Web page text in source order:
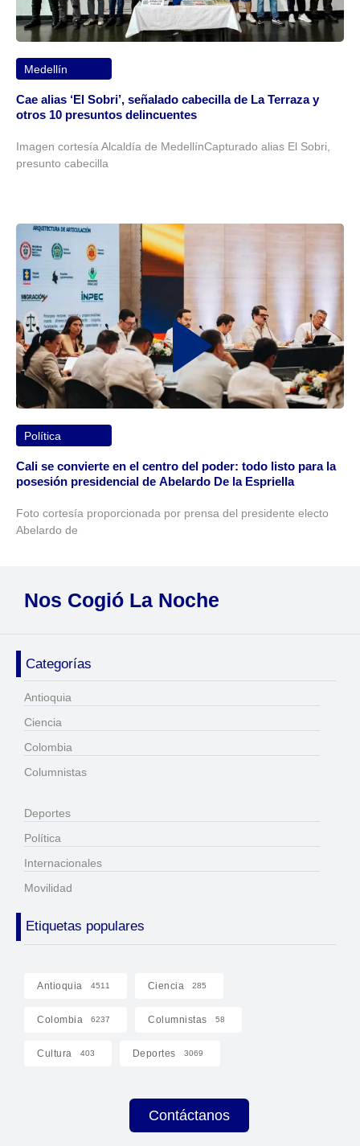
Medellín
Cae alias ‘El Sobri’, señalado cabecilla de La Terraza y
otros 10 presuntos delincuentes
Imagen cortesía Alcaldía de MedellínCapturado alias El Sobri,
presunto cabecilla
Política
Cali se convierte en el centro del poder: todo listo para la
posesión presidencial de Abelardo De la Espriella
Foto cortesía proporcionada por prensa del presidente electo
Abelardo de
Nos Cogió La Noche
Categorías
Antioquia
Ciencia
Colombia
Columnistas
Deportes
Política
Internacionales
Movilidad
Etiquetas populares
Antioquia 4511 Ciencia 285
Colombia 6237 Columnistas 58
Cultura 403 Deportes 3069
Contáctanos